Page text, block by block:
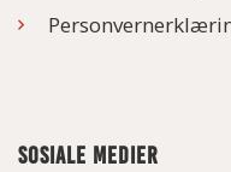
SOSIALE MEDIER